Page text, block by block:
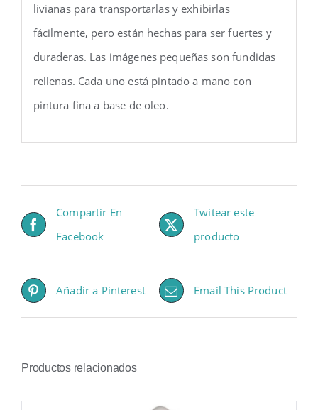
livianas para transportarlas y exhibirlas
fácilmente, pero están hechas para ser fuertes y
duraderas. Las imágenes pequeñas son fundidas
rellenas. Cada uno está pintado a mano con
pintura fina a base de oleo.
Compartir En
Facebook
Twitear este
producto
Añadir a Pinterest Email This Product
Productos relacionados